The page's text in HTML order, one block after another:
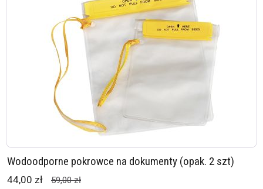
Wodoodporne pokrowce na dokumenty (opak. 2 szt)
44,00 zł 59,00 zł